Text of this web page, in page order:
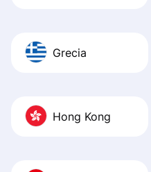
Grecia
Hong Kong